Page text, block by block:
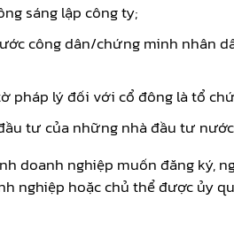
sáng lập công ty;
công dân/chứng minh nhân
pháp lý đối với cổ đông là tổ
tư của những nhà đầu tư
doanh nghiệp muốn đăng ký,
nghiệp hoặc chủ thể được ủy